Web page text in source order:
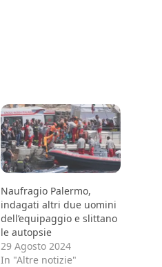
Naufragio Palermo,
indagati altri due uomini
dell’equipaggio e slittano
le autopsie
29 Agosto 2024
In "Altre notizie"